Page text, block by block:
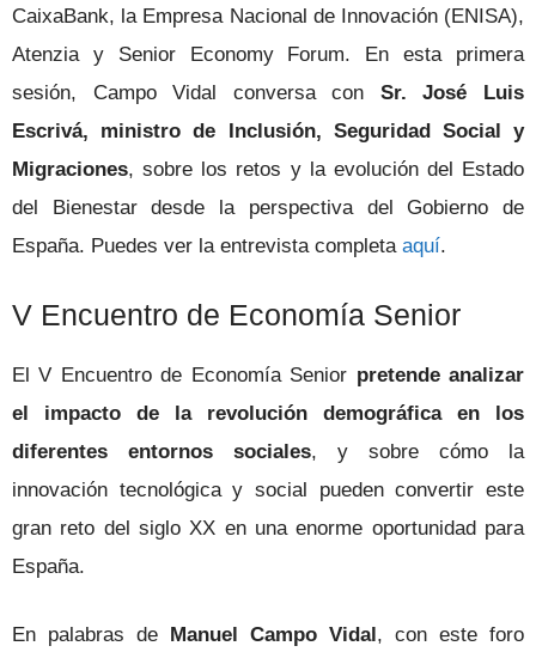
CaixaBank, la Empresa Nacional de Innovación (ENISA),
Atenzia y Senior Economy Forum. En esta primera
sesión, Campo Vidal conversa con Sr. José Luis
Escrivá, ministro de Inclusión, Seguridad Social y
Migraciones, sobre los retos y la evolución del Estado
del Bienestar desde la perspectiva del Gobierno de
España. Puedes ver la entrevista completa aquí.
V Encuentro de Economía Senior
El V Encuentro de Economía Senior pretende analizar
el impacto de la revolución demográfica en los
diferentes entornos sociales, y sobre cómo la
innovación tecnológica y social pueden convertir este
gran reto del siglo XX en una enorme oportunidad para
España.
En palabras de Manuel Campo Vidal , con este foro